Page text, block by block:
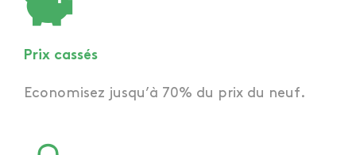
Prix cassés
Economisez jusqu’à 70% du prix du neuf.